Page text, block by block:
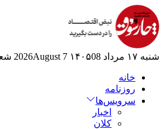
شنبه ۱۷ مرداد ۱۴۰۵ 08 2026August 7 شعبان 2026
خانه
روزنامه
سرویس‌ها
اخبار
کلان